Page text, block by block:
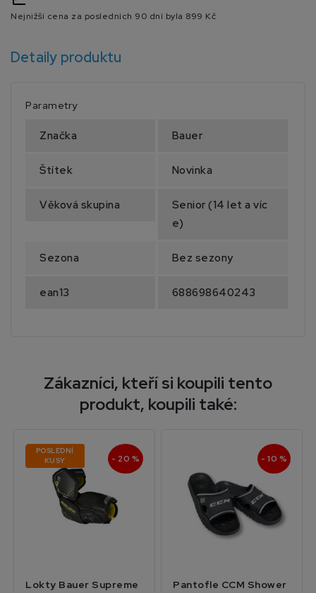
Nejnižší cena za posledních 90 dní byla 899 Kč
Detaily produktu
Parametry
Značka Bauer
Štítek Novinka
Věková skupina
Senior (14 let a víc
e)
Sezona Bez sezony
ean13 688698640243
Zákazníci, kteří si koupili tento
produkt, koupili také:
POSLEDNÍ
KUSY
- 20 %
Lokty Bauer Supreme
- 10 %
Pantofle CCM Shower